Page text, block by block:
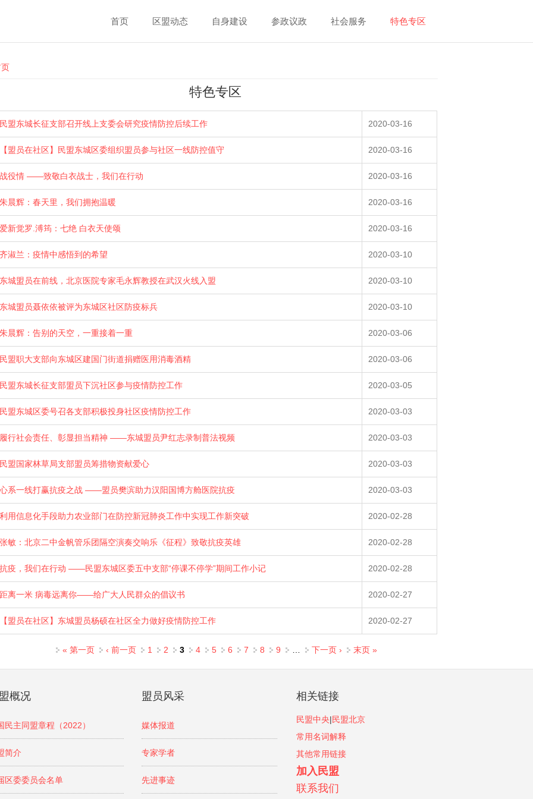
首页 区盟动态 自身建设 参政议政 社会服务 特色专区
are here
特色专区
民盟东城长征支部召开线上支委会研究疫情防控后续工作 2020-03-16
【盟员在社区】民盟东城区委组织盟员参与社区一线防控值守 2020-03-16
战役情 ——致敬白衣战士，我们在行动 2020-03-16
朱晨辉：春天里，我们拥抱温暖 2020-03-16
爱新觉罗.溥筠：七绝 白衣天使颂 2020-03-16
齐淑兰：疫情中感悟到的希望 2020-03-10
东城盟员在前线，北京医院专家毛永辉教授在武汉火线入盟 2020-03-10
东城盟员聂依依被评为东城区社区防疫标兵 2020-03-10
朱晨辉：告别的天空，一重接着一重 2020-03-06
民盟职大支部向东城区建国门街道捐赠医用消毒酒精 2020-03-06
民盟东城长征支部盟员下沉社区参与疫情防控工作 2020-03-05
民盟东城区委号召各支部积极投身社区疫情防控工作 2020-03-03
履行社会责任、彰显担当精神 ——东城盟员尹红志录制普法视频 2020-03-03
民盟国家林草局支部盟员筹措物资献爱心 2020-03-03
心系一线打赢抗疫之战 ——盟员樊滨助力汉阳国博方舱医院抗疫 2020-03-03
利用信息化手段助力农业部门在防控新冠肺炎工作中实现工作新突破 2020-02-28
张敏：北京二中金帆管乐团隔空演奏交响乐《征程》致敬抗疫英雄 2020-02-28
抗疫，我们在行动 ——民盟东城区委五中支部“停课不停学”期间工作小记 2020-02-28
距离一米 病毒远离你——给广大人民群众的倡议书 2020-02-27
【盟员在社区】东城盟员杨硕在社区全力做好疫情防控工作 2020-02-27
« 第一页 ‹ 前一页 1 2 3 4 5 6 7 8 9 下一页 › 末页 »
概况
民主同盟章程（2022）
简介
区委委员会名单
盟员风采
媒体报道
专家学者
先进事迹
相关链接
民盟中央|民盟北京
常用名词解释
其他常用链接
加入民盟
联系我们